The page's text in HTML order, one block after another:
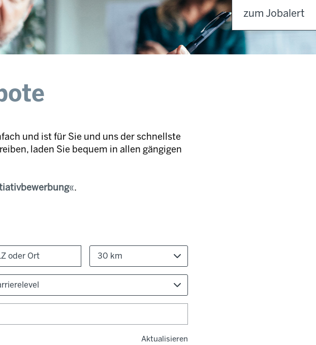
und ist für Sie und uns der schnellste
laden Sie bequem in allen gängigen
.
30 km
Aktualisieren
zum Jobalert